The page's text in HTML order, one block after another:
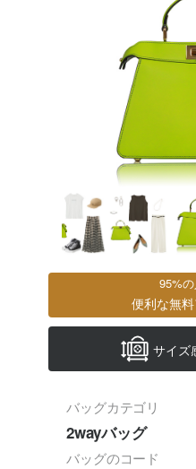
95%
便利な無
サイズ
バッグカテゴリ
2wayバッグ
バッグのコード